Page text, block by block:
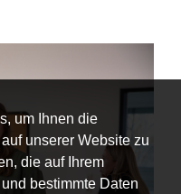
um Ihnen die
unserer Website zu
die auf Ihrem
bestimmte Daten